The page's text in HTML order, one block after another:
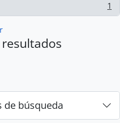
1
de búsqueda